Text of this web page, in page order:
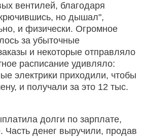
вентилей, благодаря
но дышал",
и физически. Огромное
за убыточные
и некоторые отправляло
расписание удивляло:
электрики приходили, чтобы
и получали за это 12 тыс.
долги по зарплате,
Часть денег выручили, продав